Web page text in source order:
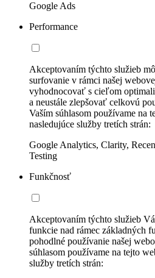
Google Ads
Performance
Akceptovaním týchto služieb
surfovanie v rámci našej
vyhodnocovať s cieľom
a neustále zlepšovať celkovú
Vaším súhlasom používame na
nasledujúce služby tretích strán:
Google Analytics, Clarity,
Testing
Funkčnosť
Akceptovaním týchto služieb
funkcie nad rámec základných
pohodlné používanie našej
súhlasom používame na tejto
služby tretích strán: